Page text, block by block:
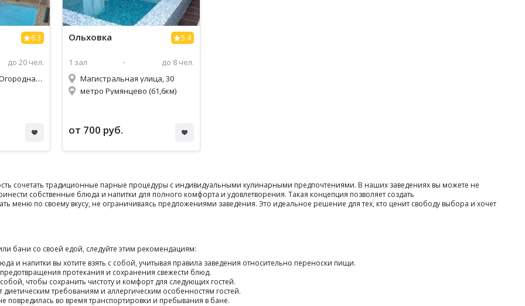
6.3
до 20 чел.
Наро-фоминск, ул. Огородная, 28
5.4
Ольховка
1 зал
до 8 чел.
Магистральная улица, 30
метро Румянцево (61,6км)
от 700 руб.
сочетать традиционные парные процедуры с индивидуальными кулинарными предпочтениями. В наших заведениях вы можете не
собственные блюда и напитки для полного комфорта и удовлетворения. Такая концепция позволяет создать
меню по своему вкусу, не ограничиваясь предложениями заведения. Это идеальное решение для тех, кто ценит свободу выбора и хочет
бани со своей едой, следуйте этим рекомендациям:
и напитки вы хотите взять с собой, учитывая правила заведения относительно переноски пищи.
протекания и сохранения свежести блюд.
чтобы сохранить чистоту и комфорт для следующих гостей.
диетическим требованиям и аллергическим особенностям гостей.
повредилась во время транспортировки и пребывания в бане.